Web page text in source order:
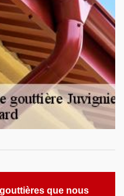
que nous